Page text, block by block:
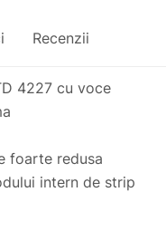
Recenzii
4227 cu voce
foarte redusa
intern de strip